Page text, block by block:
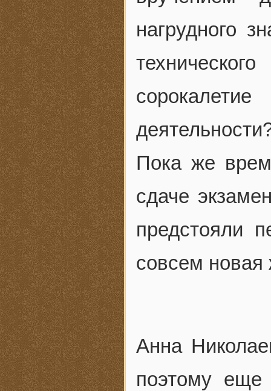
нагрудного
Пока же
сдаче
предстояли
совсем новая
Анна
поэтому